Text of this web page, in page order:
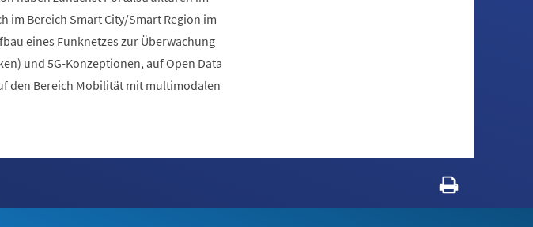
im Bereich Smart City/Smart Region im
eines Funknetzes zur Überwachung
und 5G-Konzeptionen, auf Open Data
den Bereich Mobilität mit multimodalen